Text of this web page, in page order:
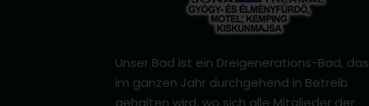
Unser Bad ist ein Dreigenerations-Bad, das
im ganzen Jahr durchgehend in Betreib
gehalten wird, wo sich alle Mitglieder der